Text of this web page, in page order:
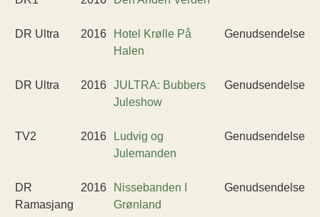
DR Ultra 2016
Hotel Krølle På
Halen
Genudsendelse
DR Ultra 2016 JULTRA: Bubbers
Juleshow
Genudsendelse
TV2 2016
Ludvig og
Julemanden
Genudsendelse
DR
Ramasjang
2016
Nissebanden I
Grønland
Genudsendelse